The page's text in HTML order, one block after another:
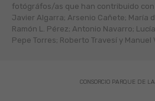
fotógráfos/as que han contribuido con
Javier Algarra; Arsenio Cañete; María
Ramón L. Pérez; Antonio Navarro;
Pepe Torres; Roberto Travesí y Manuel
CONSORCIO PARQUE DE